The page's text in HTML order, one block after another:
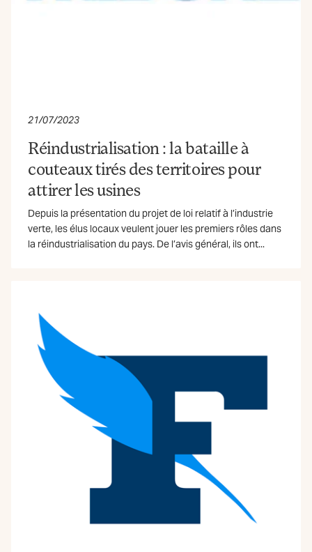
21/07/2023
Réindustrialisation : la bataille à
couteaux tirés des territoires pour
attirer les usines
Depuis la présentation du projet de loi relatif à l’industrie
verte, les élus locaux veulent jouer les premiers rôles dans
la réindustrialisation du pays. De l’avis général, ils ont...